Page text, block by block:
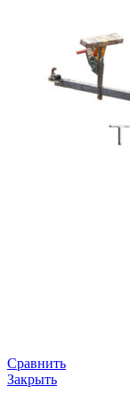
Сравнить
Закрыть